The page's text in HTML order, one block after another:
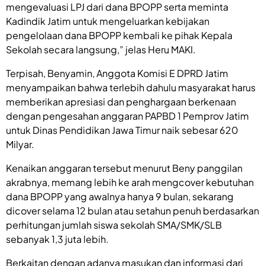
mengevaluasi LPJ dari dana BPOPP serta meminta
Kadindik Jatim untuk mengeluarkan kebijakan
pengelolaan dana BPOPP kembali ke pihak Kepala
Sekolah secara langsung,” jelas Heru MAKI.
Terpisah, Benyamin, Anggota Komisi E DPRD Jatim
menyampaikan bahwa terlebih dahulu masyarakat harus
memberikan apresiasi dan penghargaan berkenaan
dengan pengesahan anggaran PAPBD 1 Pemprov Jatim
untuk Dinas Pendidikan Jawa Timur naik sebesar 620
Milyar.
Kenaikan anggaran tersebut menurut Beny panggilan
akrabnya, memang lebih ke arah mengcover kebutuhan
dana BPOPP yang awalnya hanya 9 bulan, sekarang
dicover selama 12 bulan atau setahun penuh berdasarkan
perhitungan jumlah siswa sekolah SMA/SMK/SLB
sebanyak 1,3 juta lebih.
Berkaitan dengan adanya masukan dan informasi dari